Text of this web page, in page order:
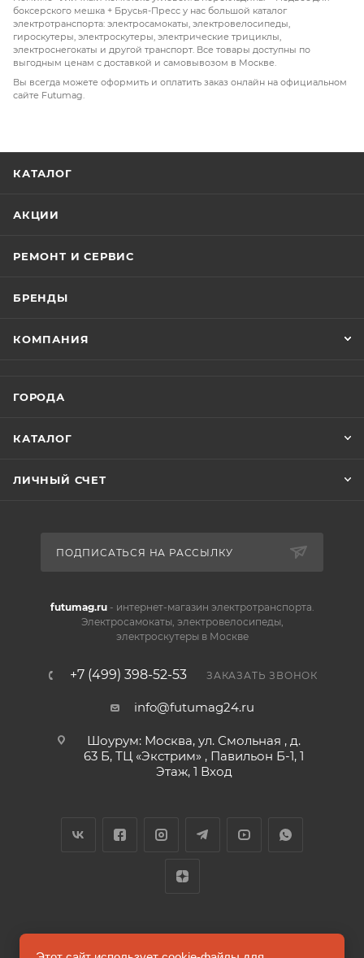
боксерского мешка + Брусья-Пресс у нас большой каталог
электротранспорта: электросамокаты, электровелосипеды,
гироскутеры, электроскутеры, электрические трициклы,
электроснегокаты и другой транспорт. Все товары доступны по
выгодным ценам с доставкой и самовывозом в Москве.
Вы всегда можете оформить и оплатить заказ онлайн на официальном
сайте Futumag.
КАТАЛОГ
АКЦИИ
РЕМОНТ И СЕРВИС
БРЕНДЫ
КОМПАНИЯ
ГОРОДА
КАТАЛОГ
ЛИЧНЫЙ СЧЕТ
ПОДПИСАТЬСЯ НА РАССЫЛКУ
futumag.ru- интернет-магазин электротранспорта.
Электросамокаты, электровелосипеды,
электроскутеры в Москве
+7 (499) 398-52-53 ЗАКАЗАТЬ ЗВОНОК
info@futumag24.ru
Шоурум: Москва, ул. Смольная , д.
63 Б, ТЦ «Экстрим» , Павильон Б-1, 1
Этаж, 1 Вход
2026 © FUTUMAG.RU